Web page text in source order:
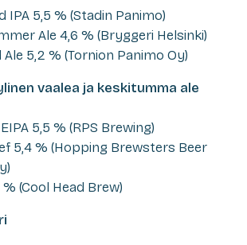
IPA 5,5 % (Stadin Panimo)
Ale 4,6 % (Bryggeri Helsinki)
5,2 % (Tornion Panimo Oy)
vaalea ja keskitumma ale
5,5 % (RPS Brewing)
5,4 % (Hopping Brewsters Beer
(Cool Head Brew)